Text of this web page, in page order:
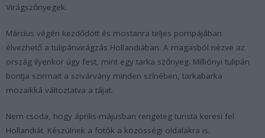
Virágszőnyegek.
Március végén kezdődött és mostanra teljes pompájában
élvezhető a tulipánvirágzás Hollandiában. A magasból nézve az
ország ilyenkor úgy fest, mint egy tarka szőnyeg. Milliónyi tulipán
bontja szirmait a szivárvány minden színében, tarkabarka
mozaikká változtatva a tájat.
Nem csoda, hogy április-májusban rengeteg turista keresi fel
Hollandiát. Készülnek a fotók a közösségi oldalakra is.